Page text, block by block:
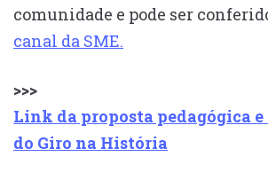
comunidade e pode ser
canal da SME.
>>>
Link da proposta pedagógica e
do Giro na História